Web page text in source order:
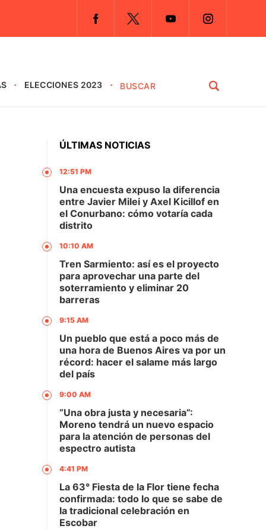
ELECCIONES 2023
ÚLTIMAS NOTICIAS
12:51 PM
Una encuesta expuso la diferencia
entre Javier Milei y Axel Kicillof en
el Conurbano: cómo votaría cada
distrito
10:10 AM
Tren Sarmiento: así es el proyecto
para aprovechar una parte del
soterramiento y eliminar 20
barreras
9:15 AM
Un pueblo que está a poco más de
una hora de Buenos Aires va por un
récord: hacer el salame más largo
del país
9:00 AM
“Una obra justa y necesaria”:
Moreno tendrá un nuevo espacio
para la atención de personas del
espectro autista
4:41 PM
La 63° Fiesta de la Flor tiene fecha
confirmada: todo lo que se sabe de
la tradicional celebración en
Escobar